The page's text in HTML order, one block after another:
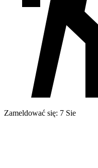
Zameldować się: 7 Sie